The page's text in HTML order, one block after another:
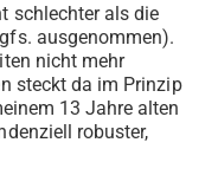
schlechter als die
ausgenommen).
nicht mehr
steckt da im Prinzip
13 Jahre alten
robuster,